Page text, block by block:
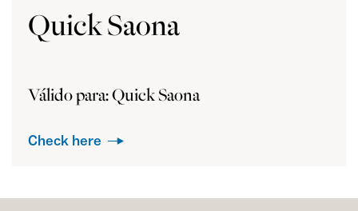
Quick Saona
Válido para: Quick Saona
Check here